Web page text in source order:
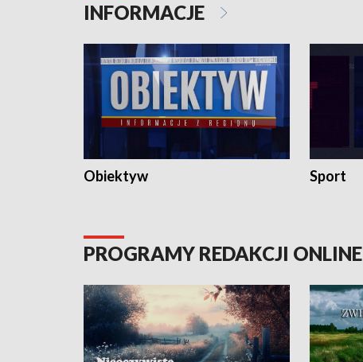
INFORMACJE
Obiektyw Sport
PROGRAMY REDAKCJI ONLINE